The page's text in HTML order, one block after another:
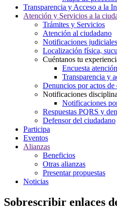
Transparencia y Acceso a la
Atención y Servicios a la
Trámites y Servicios
Atención al ciudadano
Notificaciones judiciales
Localización física,
Cuéntanos tu
Encuesta
Transparencia y
Denuncios por actos
Notificaciones
Notificaciones
Respuestas PQRS y
Defensor del ciudadano
Participa
Eventos
Alianzas
Beneficios
Otras alianzas
Presentar propuestas
Noticias
Sobrescribir enlaces